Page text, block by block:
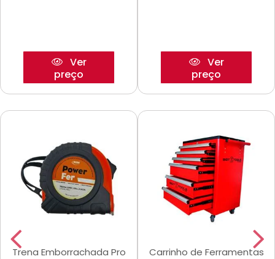
Ver
preço
Ver
preço
Trena Emborrachada Pro
Carrinho de Ferramentas